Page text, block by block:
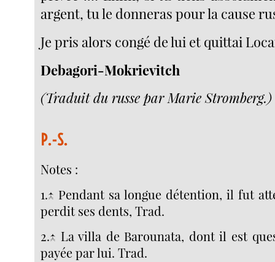
argent, tu le donneras pour la cause
Je pris alors congé de lui et quittai
Debagori-Mokrievitch
(Traduit du russe par Marie Stromberg.)
P.-S.
Notes :
1.↑ Pendant sa longue détention, il fut
perdit ses dents, Trad.
2.↑ La villa de Barounata, dont il est
payée par lui. Trad.